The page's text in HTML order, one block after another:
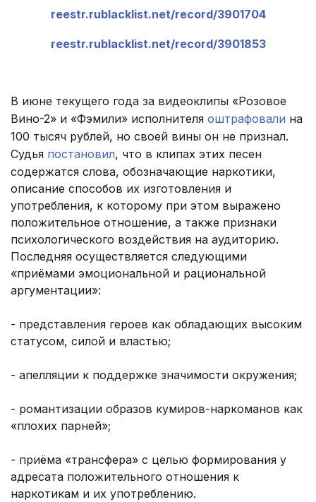
reestr.rublacklist.net/record/3901704
reestr.rublacklist.net/record/3901853
В июне текущего года за видеоклипы «Розовое
Вино-2» и «Фэмили» исполнителя оштрафовали на
100 тысяч рублей, но своей вины он не признал.
Судья постановил, что в клипах этих песен
содержатся слова, обозначающие наркотики,
описание способов их изготовления и
употребления, к которому при этом выражено
положительное отношение, а также признаки
психологического воздействия на аудиторию.
Последняя осуществляется следующими
«приёмами эмоциональной и рациональной
аргументации»:
- представления героев как обладающих высоким
статусом, силой и властью;
- апелляции к поддержке значимости окружения;
- романтизации образов кумиров-наркоманов как
«плохих парней»;
- приёма «трансфера» с целью формирования у
адресата положительного отношения к
наркотикам и их употреблению.